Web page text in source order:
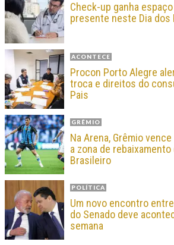
Check-up ganha
presente neste Dia dos
ACONTECE
Procon Porto Alegre
troca e direitos do
Pais
GRÊMIO
Na Arena, Grêmio
a zona de
Brasileiro
POLÍTICA
Um novo encontro
do Senado deve
semana